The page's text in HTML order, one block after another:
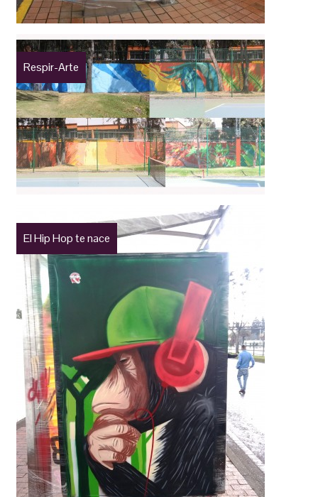
Respir-Arte
El Hip Hop te nace